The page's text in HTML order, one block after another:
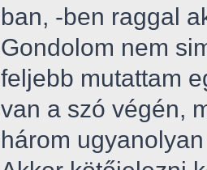
ban, -ben raggal
Gondolom nem
feljebb mutattam
van a szó végén,
három